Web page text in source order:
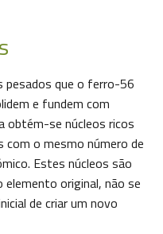
pesados que o ferro-56
e fundem com
obtém-se núcleos ricos
com o mesmo número de
Estes núcleos são
original, não se
de criar um novo